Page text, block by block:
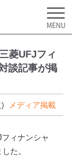
菱UFJフィ
談記事が掲
) メディア掲載
ィナンシャ
た。